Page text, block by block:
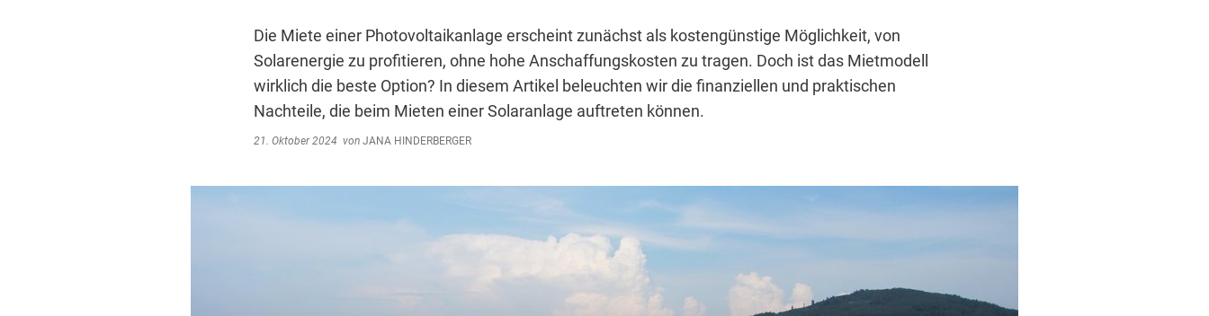
Die Miete einer Photovoltaikanlage erscheint zunächst als kostengünstige Möglichkeit, von
Solarenergie zu profitieren, ohne hohe Anschaffungskosten zu tragen. Doch ist das Mietmodell
wirklich die beste Option? In diesem Artikel beleuchten wir die finanziellen und praktischen
Nachteile, die beim Mieten einer Solaranlage auftreten können.
21. Oktober 2024 von JANA HINDERBERGER